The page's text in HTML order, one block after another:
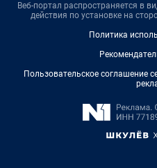
Веб-портал распространяется в
действия по установке на
Политика
Пользовательское соглашение